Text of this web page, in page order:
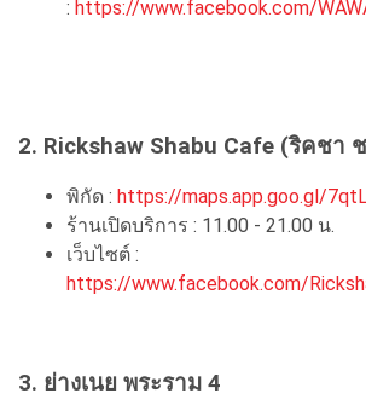
: https://www.facebook.com/
2. Rickshaw Shabu Cafe (ริคชา
พิกัด : https://maps.app.goo.gl/
ร้านเปิดบริการ : 11.00 - 21.00 น.
เว็บไซต์ :
https://www.facebook.com/
3. ย่างเนย พระราม 4